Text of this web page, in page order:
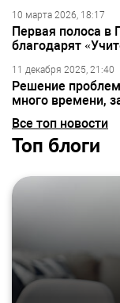
10 марта 2026, 18:17
Первая полоса в
благодарят
11 декабря 2025, 21:40
Решение
много времени,
Все топ новости
Топ блоги